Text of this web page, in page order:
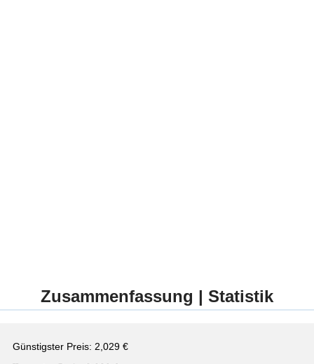
Zusammenfassung | Statistik
Günstigster Preis: 2,029 €